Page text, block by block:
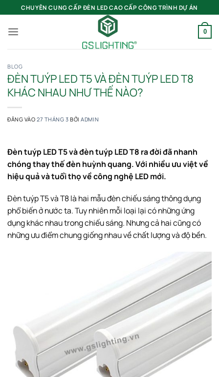
qua
nội
CHUYÊN CUNG CẤP ĐÈN LED CAO CẤP CÔNG TRÌNH DỰ ÁN
0
BLOG
ĐÈN TUÝP LED T5 VÀ ĐÈN TUÝP LED T8
KHÁC NHAU NHƯ THẾ NÀO?
ĐĂNG VÀO 27 THÁNG 3 BỞIADMIN
Đèn tuýp LED T5 và đèn tuýp LED T8 ra đời đã nhanh
chóng thay thế đèn huỳnh quang. Với nhiều ưu việt về
hiệu quả và tuổi thọ về công nghệ LED mới.
Đèn tuýp T5 và T8 là hai mẫu đèn chiếu sáng thông dụng
phổ biến ở nước ta. Tuy nhiên mỗi loại lại có những ứng
dụng khác nhau trong chiếu sáng. Nhưng cả hai cũng có
những ưu điểm chung giống nhau về chất lượng và độ bền.